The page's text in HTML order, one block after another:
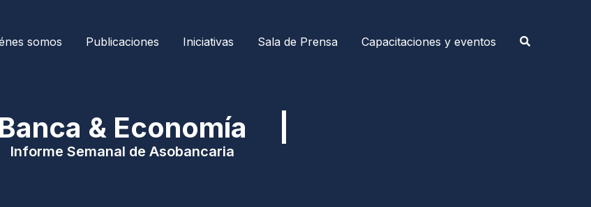
somos Publicaciones Iniciativas Sala de Prensa Capacitaciones y eventos
& Economía |
Informe Semanal de Asobancaria